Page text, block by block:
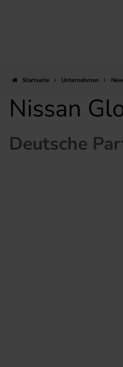
Startseite Unternehmen
Nissan
Deutsche